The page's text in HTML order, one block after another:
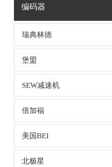
编码器
瑞典林德
堡盟
SEW减速机
倍加福
美国BEI
北极星